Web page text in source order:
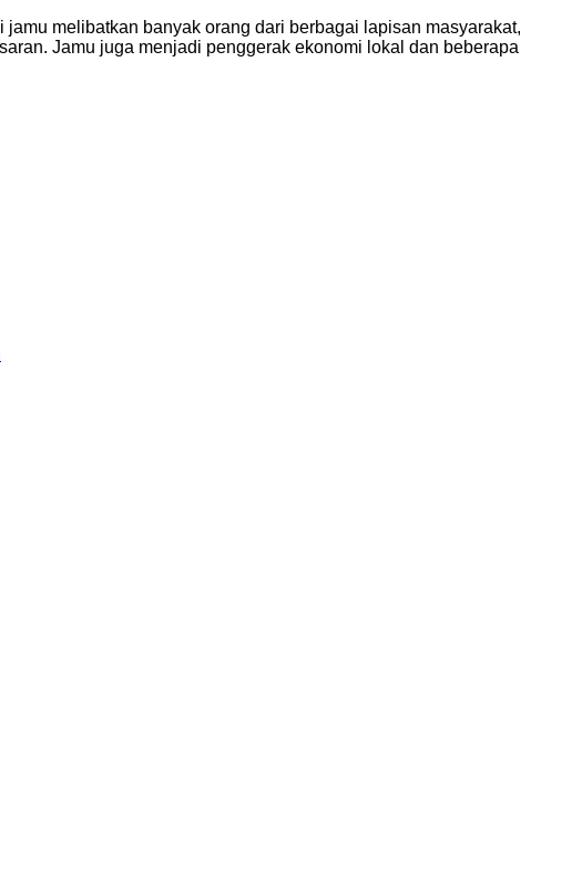
melibatkan banyak orang dari berbagai lapisan masyarakat,
Jamu juga menjadi penggerak ekonomi lokal dan beberapa